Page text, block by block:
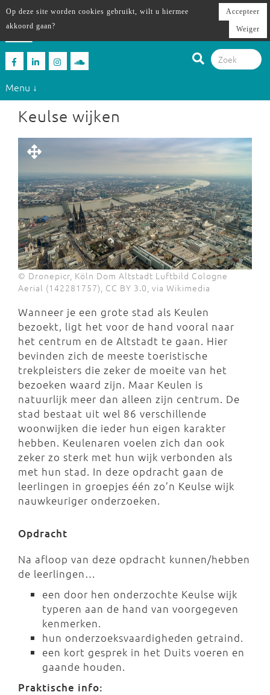
Menu ↓
Keulse wijken
© Dronepicr, Köln Dom Altstadt Luftbild Cologne
Aerial (142281757), CC BY 3.0, via Wikimedia
Wanneer je een grote stad als Keulen
bezoekt, ligt het voor de hand vooral naar
het centrum en de Altstadt te gaan. Hier
bevinden zich de meeste toeristische
trekpleisters die zeker de moeite van het
bezoeken waard zijn. Maar Keulen is
natuurlijk meer dan alleen zijn centrum. De
stad bestaat uit wel 86 verschillende
woonwijken die ieder hun eigen karakter
hebben. Keulenaren voelen zich dan ook
zeker zo sterk met hun wijk verbonden als
met hun stad. In deze opdracht gaan de
leerlingen in groepjes één zo’n Keulse wijk
nauwkeuriger onderzoeken.
Opdracht
Na afloop van deze opdracht kunnen/hebben
de leerlingen…
een door hen onderzochte Keulse wijk
typeren aan de hand van voorgegeven
kenmerken.
hun onderzoeksvaardigheden getraind.
een kort gesprek in het Duits voeren en
gaande houden.
Praktische info:
Op deze site worden cookies gebruikt, wilt u hiermee
akkoord gaan?
Accepteer
Weiger